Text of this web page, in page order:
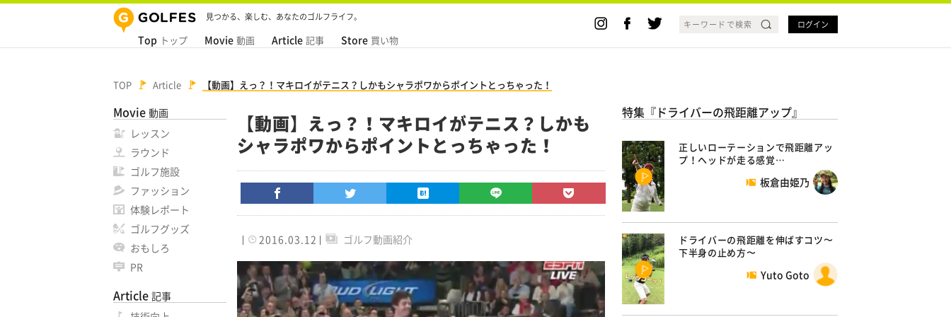
見つかる、楽しむ、あなたのゴルフライフ。
Top トップ Movie 動画 Article 記事 Store 買い物
ログイン
TOP Article 【動画】えっ？！マキロイがテニス？しかもシャラポワからポイントとっちゃった！
Movie 動画
レッスン
ラウンド
ゴルフ施設
ファッション
体験レポート
ゴルフグッズ
おもしろ
PR
Article 記事
【動画】えっ？！マキロイがテニス？しかも
シャラポワからポイントとっちゃった！
2016.03.12 ゴルフ動画紹介
特集『ドライバーの飛距離アップ』
正しいローテーションで飛距離アッ
プ！ヘッドが走る感覚…
板倉由姫乃
ドライバーの飛距離を伸ばすコツ〜
下半身の止め方〜
Yuto Goto